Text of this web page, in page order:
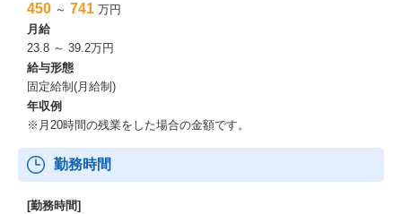
450 ～ 741 万円
月給
23.8 ～ 39.2万円
給与形態
固定給制(月給制)
年収例
※月20時間の残業をした場合の金額です。
勤務時間
[勤務時間]